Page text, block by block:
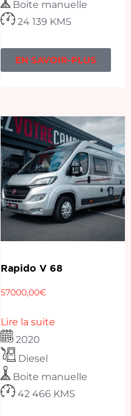
Boite manuelle
24 139 KMS
EN SAVOIR-PLUS
Rapido V 68
57000,00€
Lire la suite
2020
Diesel
Boite manuelle
42 466 KMS